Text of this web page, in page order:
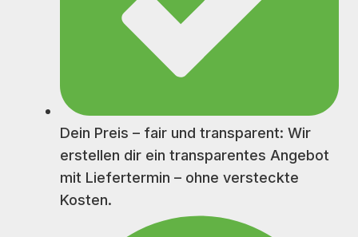
Dein Preis – fair und transparent: Wir
erstellen dir ein transparentes Angebot
mit Liefertermin – ohne versteckte
Kosten.